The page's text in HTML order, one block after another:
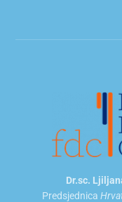
Dr.sc.
Predsjednica